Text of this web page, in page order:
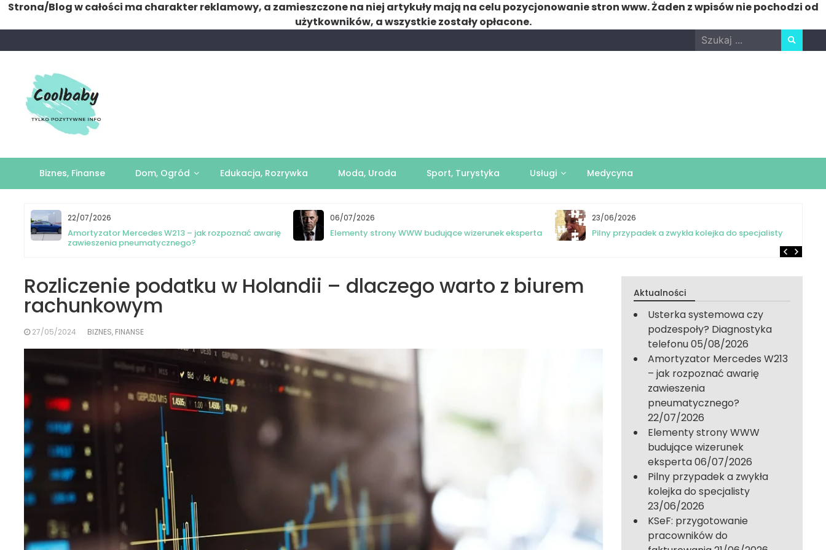
Strona/Blog w całości ma charakter reklamowy, a zamieszczone na niej artykuły mają na celu pozycjonowanie stron www. Żaden z wpisów nie pochodzi od
użytkowników, a wszystkie zostały opłacone.
to
Search
for:
Biznes, Finanse Dom, Ogród Edukacja, Rozrywka Moda, Uroda Sport, Turystyka Usługi Medycyna
22/07/2026
Amortyzator Mercedes W213 – jak rozpoznać awarię
zawieszenia pneumatycznego?
06/07/2026
Elementy strony WWW budujące wizerunek eksperta
23/06/2026
Pilny przypadek a zwykła kolejka do specjalisty
Rozliczenie podatku w Holandii – dlaczego warto z biurem
rachunkowym
27/05/2024 BIZNES, FINANSE
Aktualności
Usterka systemowa czy
podzespoły? Diagnostyka
telefonu05/08/2026
Amortyzator Mercedes W213
– jak rozpoznać awarię
zawieszenia
pneumatycznego?
22/07/2026
Elementy strony WWW
budujące wizerunek
eksperta06/07/2026
Pilny przypadek a zwykła
kolejka do specjalisty
23/06/2026
KSeF: przygotowanie
pracowników do